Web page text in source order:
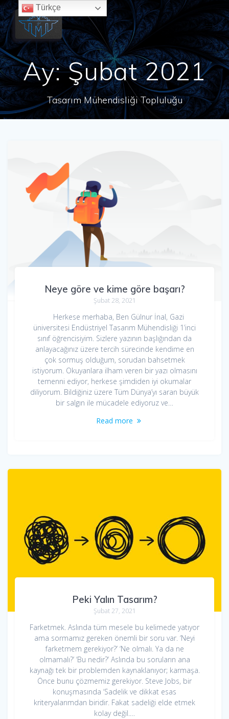
Skip
to
content
Ay:Şubat 2021
Tasarım Mühendisliği Topluluğu
Neye göre ve kime göre başarı?
Şubat 28, 2021
Herkese merhaba, Ben Gülnur İnal, Gazi
üniversitesi Endüstriyel Tasarım Mühendisliği 1’inci
sınıf öğrencisiyim. Sizlere yazının başlığından da
anlayacağınız üzere tercih sürecinde kendime en
çok sormuş olduğum, sorudan bahsetmek
istiyorum. Okuyanlara ilham veren bir yazı olmasını
temenni ediyor, herkese şimdiden iyi okumalar
diliyorum. Bildiğiniz üzere Tüm Dünya’yı saran büyük
bir salgın ile mücadele ediyoruz ve…
Read more
Peki Yalın Tasarım?
Şubat 27, 2021
Farketmek. Aslında tüm mesele bu kelimede yatıyor
ama sormamız gereken önemli bir soru var. ‘Neyi
farketmem gerekiyor?’ ‘Ne olmalı. Ya da ne
olmamalı?’ ‘Bu nedir?’ Aslında bu soruların ana
kaynağı tek bir problemden kaynaklanıyor; karmaşa.
Önce bunu çözmemiz gerekiyor. Steve Jobs, bir
konuşmasında ‘Sadelik ve dikkat esas
kriteryalarımdan biridir. Fakat sadeliği elde etmek
kolay değil.…
Türkçe